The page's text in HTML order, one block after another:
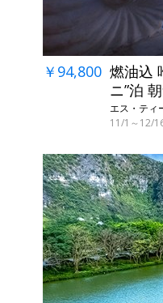
￥94,800 燃油込
ニ”泊
エス・ティ
←